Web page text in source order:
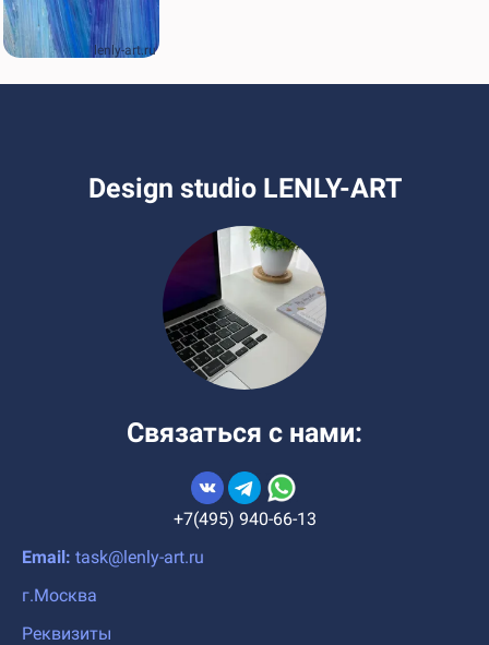
lenly-art.ru
Design studio LENLY-ART
Связаться с нами:
+7(495) 940-66-13
Email: task@lenly-art.ru
г.Москва
Реквизиты